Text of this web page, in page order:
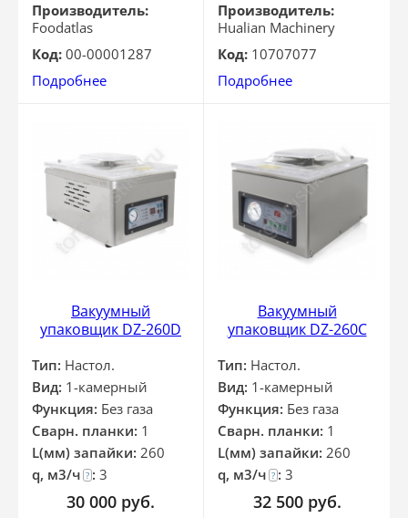
Производитель:
Foodatlas
Код: 00-00001287
Подробнее
Производитель:
Hualian Machinery
Код: 10707077
Подробнее
Вакуумный
упаковщик DZ-260D
Тип: Настол.
Вид: 1-камерный
Функция: Без газа
Сварн. планки: 1
L(мм) запайки: 260
q, м3/ч ? : 3
30 000 руб.
Вакуумный
упаковщик DZ-260C
Тип: Настол.
Вид: 1-камерный
Функция: Без газа
Сварн. планки: 1
L(мм) запайки: 260
q, м3/ч ? : 3
32 500 руб.